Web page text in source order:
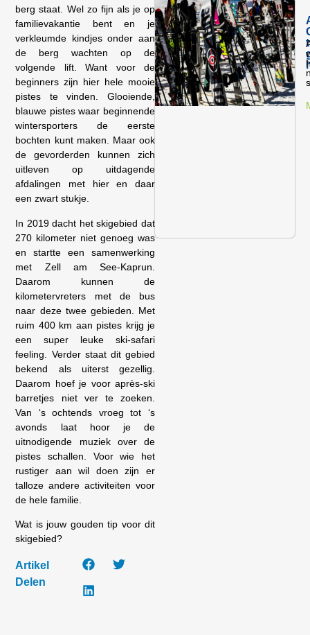
berg staat. Wel zo fijn als je op
familievakantie bent en je
verkleumde kindjes onder aan
de berg wachten op de
volgende lift. Want voor de
beginners zijn hier hele mooie
pistes te vinden. Glooiende,
blauwe pistes waar beginnende
wintersporters de eerste
bochten kunt maken. Maar ook
de gevorderden kunnen zich
uitleven op uitdagende
afdalingen met hier en daar
een zwart stukje.
In 2019 dacht het skigebied dat
270 kilometer niet genoeg was
en startte een samenwerking
met Zell am See-Kaprun.
Daarom kunnen de
kilometervreters met de bus
naar deze twee gebieden. Met
ruim 400 km aan pistes krijg je
een super leuke ski-safari
feeling. Verder staat dit gebied
bekend als uiterst gezellig.
Daarom hoef je voor après-ski
barretjes niet ver te zoeken.
Van ‘s ochtends vroeg tot ‘s
avonds laat hoor je de
uitnodigende muziek over de
pistes schallen. Voor wie het
rustiger aan wil doen zijn er
talloze andere activiteiten voor
de hele familie.
Wat is jouw gouden tip voor dit
skigebied?
Artikel
Delen